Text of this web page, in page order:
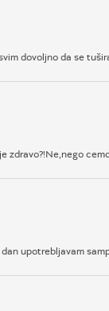
dovoljno da se
zdravo?!Ne,nego
upotrebljavam